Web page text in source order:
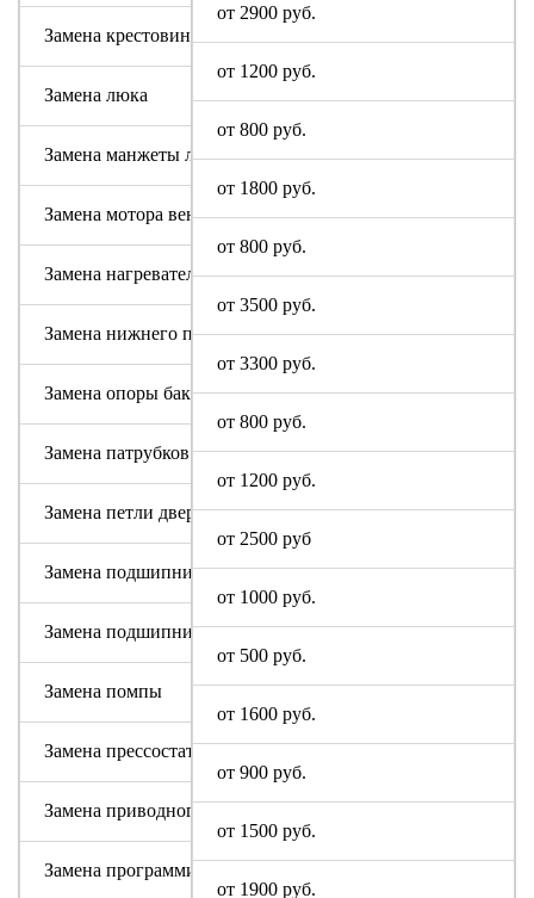
от 2900 руб.
от 1200 руб.
от 800 руб.
от 1800 руб.
от 800 руб.
от 3500 руб.
от 3300 руб.
от 800 руб.
от 1200 руб.
от 2500 руб
от 1000 руб.
от 500 руб.
от 1600 руб.
от 900 руб.
от 1500 руб.
от 1900 руб.
Замена крестовины
Замена люка
Замена манжеты люка
Замена мотора вентилятора сушки
Замена нагревательного элемента (тена)
Замена нижнего противовеса
Замена опоры бака
Замена патрубков (сливных, заливных)
Замена петли дверцы
Замена подшипника
Замена подшипникового узла
Замена помпы
Замена прессостата (датчика уровня)
Замена приводного ремня
Замена программируемого модуля на новый